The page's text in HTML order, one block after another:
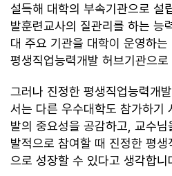
설득해 대학의 부속기관으로 설
발훈련교사의 질관리를 하는 능
대 주요 기관을 대학이 운영하
평생직업능력개발 허브기관으
그러나 진정한 평생직업능력개
서는 다른 우수대학도 참가하기
발의 중요성을 공감하고, 교수
발적으로 참여할 때 진정한 평
으로 성장할 수 있다고 생각합니